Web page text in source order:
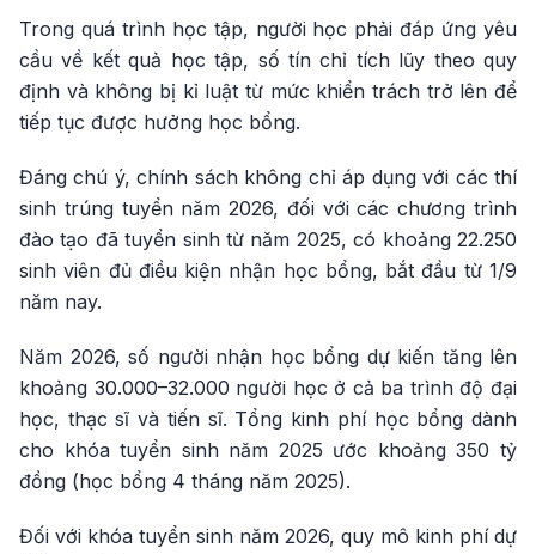
Trong quá trình học tập, người học phải đáp ứng yêu
cầu về kết quả học tập, số tín chỉ tích lũy theo quy
định và không bị kỉ luật từ mức khiển trách trở lên để
tiếp tục được hưởng học bổng.
Đáng chú ý, chính sách không chỉ áp dụng với các thí
sinh trúng tuyển năm 2026, đối với các chương trình
đào tạo đã tuyển sinh từ năm 2025, có khoảng 22.250
sinh viên đủ điều kiện nhận học bổng, bắt đầu từ 1/9
năm nay.
Năm 2026, số người nhận học bổng dự kiến tăng lên
khoảng 30.000–32.000 người học ở cả ba trình độ đại
học, thạc sĩ và tiến sĩ. Tổng kinh phí học bổng dành
cho khóa tuyển sinh năm 2025 ước khoảng 350 tỷ
đồng (học bổng 4 tháng năm 2025).
Đối với khóa tuyển sinh năm 2026, quy mô kinh phí dự